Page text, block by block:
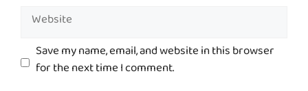
Website
Save my name, email, and website in this browser
for the next time I comment.